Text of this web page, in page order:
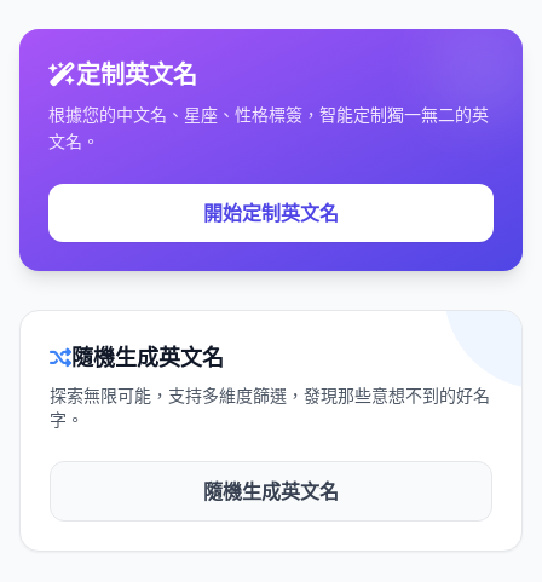
定制英文名
根據您的中文名、星座、性格標簽，智能定制獨一無二的英
文名。
開始定制英文名
隨機生成英文名
探索無限可能，支持多維度篩選，發現那些意想不到的好名
字。
隨機生成英文名